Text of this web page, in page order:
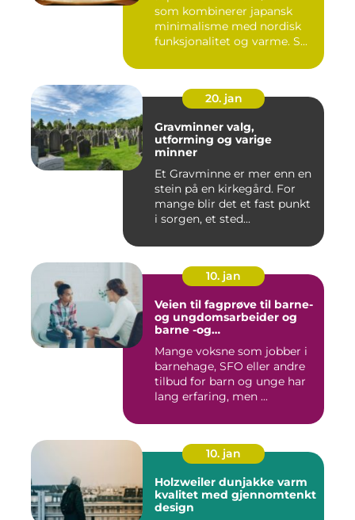
som kombinerer japansk
minimalisme med nordisk
funksjonalitet og varme. S...
20. jan
Gravminner valg,
utforming og varige
minner
Et Gravminne er mer enn en
stein på en kirkegård. For
mange blir det et fast punkt
i sorgen, et sted...
10. jan
Veien til fagprøve til barne-
og ungdomsarbeider og
barne -og
Mange voksne som jobber i
barnehage, SFO eller andre
tilbud for barn og unge har
lang erfaring, men ...
10. jan
Holzweiler dunjakke varm
kvalitet med gjennomtenkt
design